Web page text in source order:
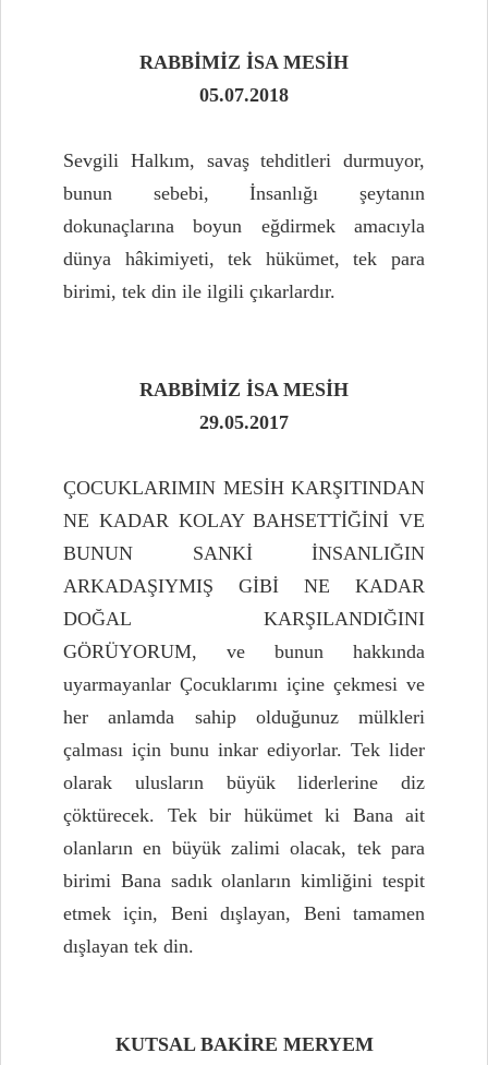
RABBİMİZ İSA MESİH
05.07.2018
Sevgili Halkım, savaş tehditleri durmuyor,
bunun sebebi, İnsanlığı şeytanın
dokunaçlarına boyun eğdirmek amacıyla
dünya hâkimiyeti, tek hükümet, tek para
birimi, tek din ile ilgili çıkarlardır.
RABBİMİZ İSA MESİH
29.05.2017
ÇOCUKLARIMIN MESİH KARŞITINDAN
NE KADAR KOLAY BAHSETTİĞİNİ VE
BUNUN SANKİ İNSANLIĞIN
ARKADAŞIYMIŞ GİBİ NE KADAR
DOĞAL KARŞILANDIĞINI
GÖRÜYORUM, ve bunun hakkında
uyarmayanlar Çocuklarımı içine çekmesi ve
her anlamda sahip olduğunuz mülkleri
çalması için bunu inkar ediyorlar. Tek lider
olarak ulusların büyük liderlerine diz
çöktürecek. Tek bir hükümet ki Bana ait
olanların en büyük zalimi olacak, tek para
birimi Bana sadık olanların kimliğini tespit
etmek için, Beni dışlayan, Beni tamamen
dışlayan tek din.
KUTSAL BAKİRE MERYEM